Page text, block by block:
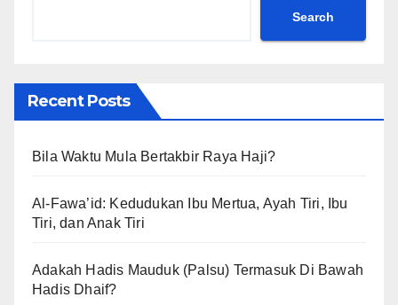
Search
Recent Posts
Bila Waktu Mula Bertakbir Raya Haji?
Al-Fawa’id: Kedudukan Ibu Mertua, Ayah Tiri, Ibu
Tiri, dan Anak Tiri
Adakah Hadis Mauduk (Palsu) Termasuk Di Bawah
Hadis Dhaif?